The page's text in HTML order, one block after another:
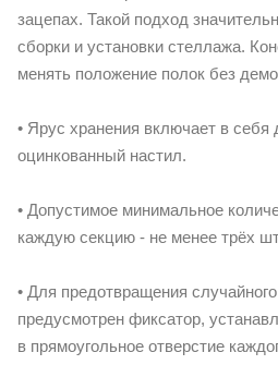
зацепах. Такой подход
сборки и установки стеллажа.
менять положение полок без
• Ярус хранения включает в
оцинкованный настил.
• Допустимое минимальное
каждую секцию - не менее трёх
• Для предотвращения
предусмотрен фиксатор,
в прямоугольное отверстие